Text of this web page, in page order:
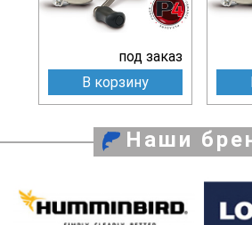
под заказ
В корзину
Наши